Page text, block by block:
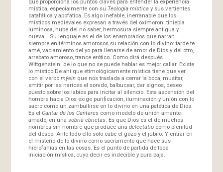
mística, especialmente con su Teología mística y sus vertientes
catafática y apofática. Es algo inefable, inerranable que los
místicos medievales expresan a través del oxímoron: tiniebla
luminosa, nube del no saber, hermosura siempre antigua y
nueva… Su lenguaje es el de los enamorados que narran
siempre en términos amorosos su relación con lo divino: tarde te
amé, vaciamiento del yo para llenarse de amor de Dios y del otro,
arrebato amoroso, trance erótico. Como dirá después
Wittgenstein: de lo que no se puede hablar es mejor callar. Existe
lo místico De ahí que etimológicamente mística tiene que ver
con el verbo mýeinque nos traslada a cerrar la boca, musitar,
emitir por las narices el sonido, balbucear, dar signos, deseo
puesto sobre los labios para incitar al silencio. Esta ascensión del
hombre hacia Dios exige purificación, iluminación y unión con lo
sacro como un zambullirse en lo divino en una patética de Dios.
Es el Cantar de los Cantares como modelo de unión amante-
amado, en una sobria ebrietas . Es que Dios es el de muchos
nombres sin nombre que produce una delectatio como plenitud
del deseo. Ante todo ello sólo cabe el gozo y el júbilo. Y entrar en
el misterio de lo divino como sacramento que hace sus
hierofanías en las cosas. Es el punto de partida de toda
iniciación mística, cuyo decir es indecible y pura paja.